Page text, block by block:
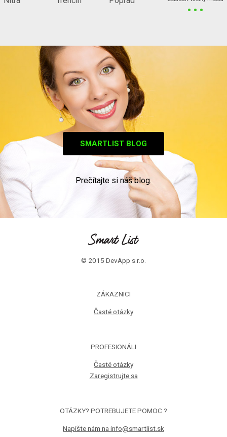
SMARTLIST BLOG
Prečítajte si náš blog.
© 2015 DevApp s.r.o.
ZÁKAZNICI
Časté otázky
PROFESIONÁLI
Časté otázky
Zaregistrujte sa
OTÁZKY? POTREBUJETE POMOC ?
Napíšte nám na info@smartlist.sk